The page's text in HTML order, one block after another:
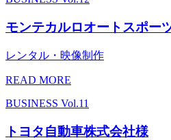
モンテカルロオートスポー
レンタル・映像制作
READ MORE
BUSINESS Vol.11
トヨタ自動車株式会社様